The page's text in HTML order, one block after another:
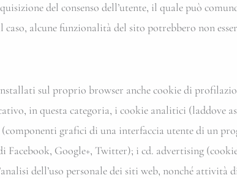
del consenso dell’utente, il quale può
alcune funzionalità del sito potrebbero non
sul proprio browser anche cookie di
in questa categoria, i cookie analitici (laddove
grafici di una interfaccia utente di un
Facebook, Google+, Twitter); i cd. advertising
dell’uso personale dei siti web, nonché